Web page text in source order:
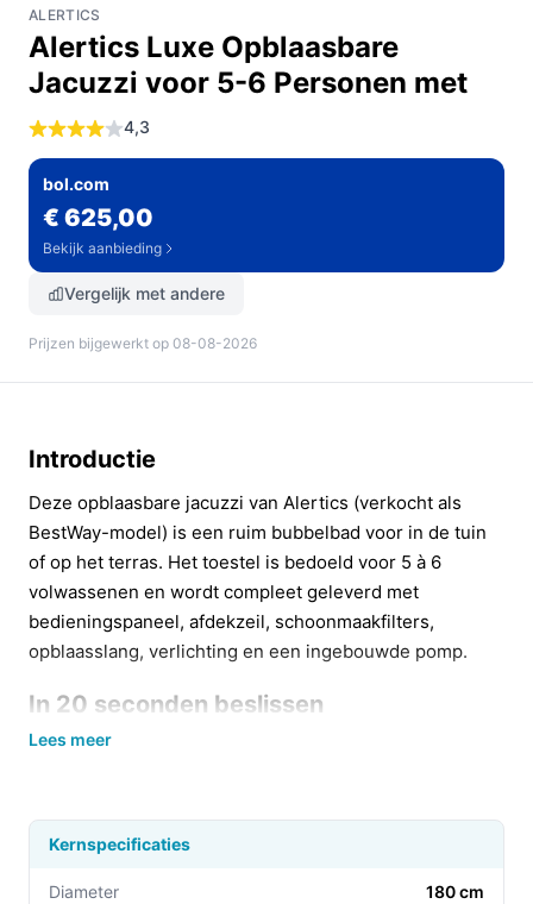
ALERTICS
Alertics Luxe Opblaasbare
Jacuzzi voor 5-6 Personen met
4,3
bol.com
€ 625,00
Bekijk aanbieding
Vergelijk met andere
Prijzen bijgewerkt op 08-08-2026
Introductie
Deze opblaasbare jacuzzi van Alertics (verkocht als
BestWay-model) is een ruim bubbelbad voor in de tuin
of op het terras. Het toestel is bedoeld voor 5 à 6
volwassenen en wordt compleet geleverd met
bedieningspaneel, afdekzeil, schoonmaakfilters,
opblaasslang, verlichting en een ingebouwde pomp.
In 20 seconden beslissen
Kopen als:
een afdekzeil en pomp.
een 180 × 180 × 66 cm bad of als je een vaste,
Lees meer
Kernspecificaties
Diameter 180 cm